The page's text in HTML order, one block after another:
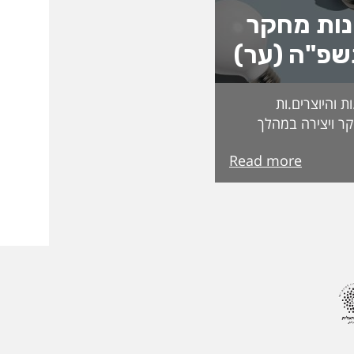
מחקר
(ער)
והיוצרים.ות
ויצירה במהלך
בקפידה
המצטיינים
רונן ארבל פרופ'
אורנה אליגון דר
בן-שחר ד"ר אלה
Read more